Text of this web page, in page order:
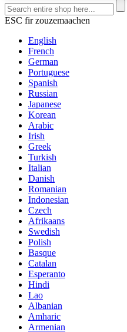
ESC fir zouzemaachen
English
French
German
Portuguese
Spanish
Russian
Japanese
Korean
Arabic
Irish
Greek
Turkish
Italian
Danish
Romanian
Indonesian
Czech
Afrikaans
Swedish
Polish
Basque
Catalan
Esperanto
Hindi
Lao
Albanian
Amharic
Armenian